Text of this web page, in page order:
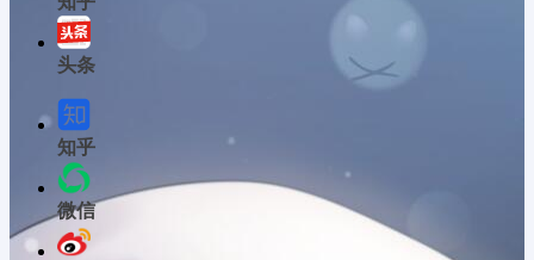
头条
知乎
微信